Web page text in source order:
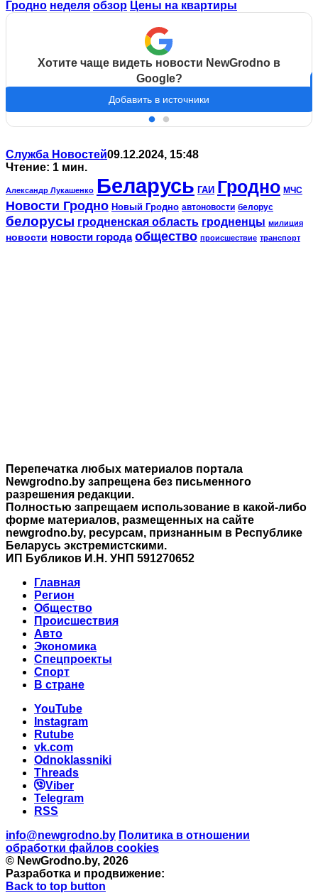
Гродно неделя обзор Цены на квартиры
Хотите чаще видеть новости NewGrodno в
Google?
Добавить в источники
Служба Новостей09.12.2024, 15:48
Чтение: 1 мин.
Александр Лукашенко Беларусь ГАИ Гродно МЧС
Новости Гродно Новый Гродно автоновости белорус
белорусы гродненская область гродненцы милиция
новости новости города общество происшествие транспорт
Перепечатка любых материалов портала
Newgrodno.by запрещена без письменного
разрешения редакции.
Полностью запрещаем использование в какой-либо
форме материалов, размещенных на сайте
newgrodno.by, ресурсам, признанным в Республике
Беларусь экстремистскими.
ИП Бубликов И.Н. УНП 591270652
Главная
Регион
Общество
Происшествия
Авто
Экономика
Спецпроекты
Cпорт
В стране
YouTube
Instagram
Rutube
vk.com
Odnoklassniki
Threads
Viber
Telegram
RSS
info@newgrodno.by Политика в отношении
обработки файлов cookies
© NewGrodno.by, 2026
Разработка и продвижение:
Back to top button